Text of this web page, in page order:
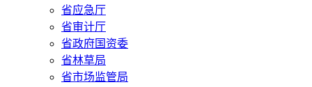
省应急厅
省审计厅
省政府国资委
省林草局
省市场监管局